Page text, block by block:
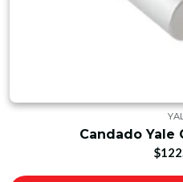
Candado Yale